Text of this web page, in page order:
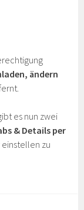
ändern
es nun zwei
& Details per
zu